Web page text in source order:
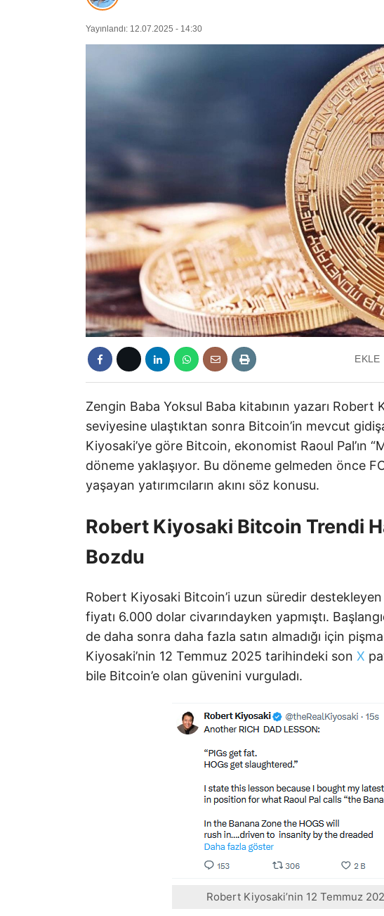
Yayınlandı: 12.07.2025 - 14:30
EKLE
Zengin Baba Yoksul Baba kitabının yazarı
seviyesine ulaştıktan sonra Bitcoin’in mevcut
Kiyosaki’ye göre Bitcoin, ekonomist Raoul Pal’ın
döneme yaklaşıyor. Bu döneme gelmeden önce
yaşayan yatırımcıların akını söz konusu.
Robert Kiyosaki Bitcoin Trendi
Bozdu
Robert Kiyosaki Bitcoin’i uzun süredir destekleyen
fiyatı 6.000 dolar civarındayken yapmıştı.
de daha sonra daha fazla satın almadığı için
Kiyosaki’nin 12 Temmuz 2025 tarihindeki son X
bile Bitcoin’e olan güvenini vurguladı.
Robert Kiyosaki’nin 12 Temmuz